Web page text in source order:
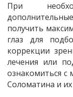
При
получить
глаз для
коррекции
лечения или
ознакомиться с
Соломатина и